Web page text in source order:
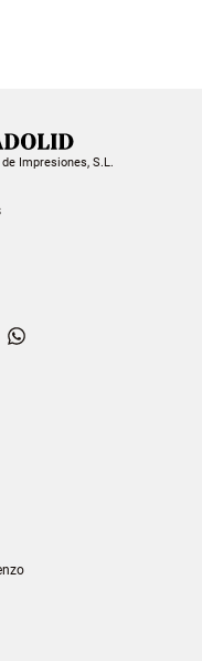
Impresiones, S.L.
Dailymotion